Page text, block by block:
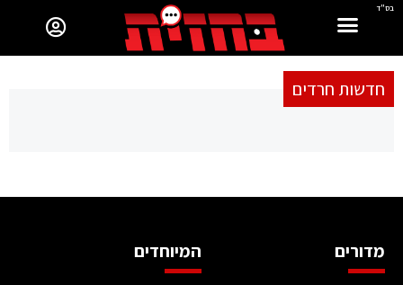
בס"ד
חדשות חרדים
מדורים המיוחדים